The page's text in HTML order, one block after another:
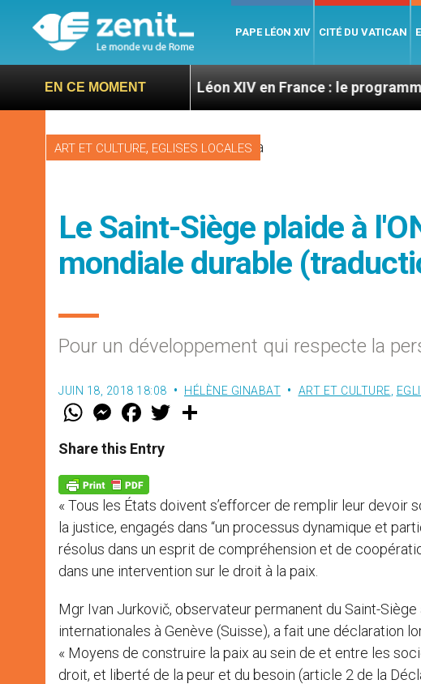
PAPE LÉON XIV CITÉ DU VATICAN
EN CE MOMENTLéon XIV en France : le programme détaillé
ART ET CULTURE, EGLISES LOCALES
Le Saint-Siège plaide à
mondiale durable
Pour un développement qui respecte la
JUIN 18, 2018 18:08 HÉLÈNE GINABAT ART ET CULTURE
W
t
s
p
p
M
e
s
e
g
e
r
F
a
e
b
o
k
w
Share this Entry
« Tous les États doivent s’efforcer de remplir leur devoir
la justice, engagés dans “un processus dynamique et
résolus dans un esprit de compréhension et de
dans une intervention sur le droit à la paix.
Mgr Ivan Jurkovič, observateur permanent du Saint-
internationales à Genève (Suisse), a fait une déclaration
« Moyens de construire la paix au sein de et entre les
droit, et liberté de la peur et du besoin (article 2 de la